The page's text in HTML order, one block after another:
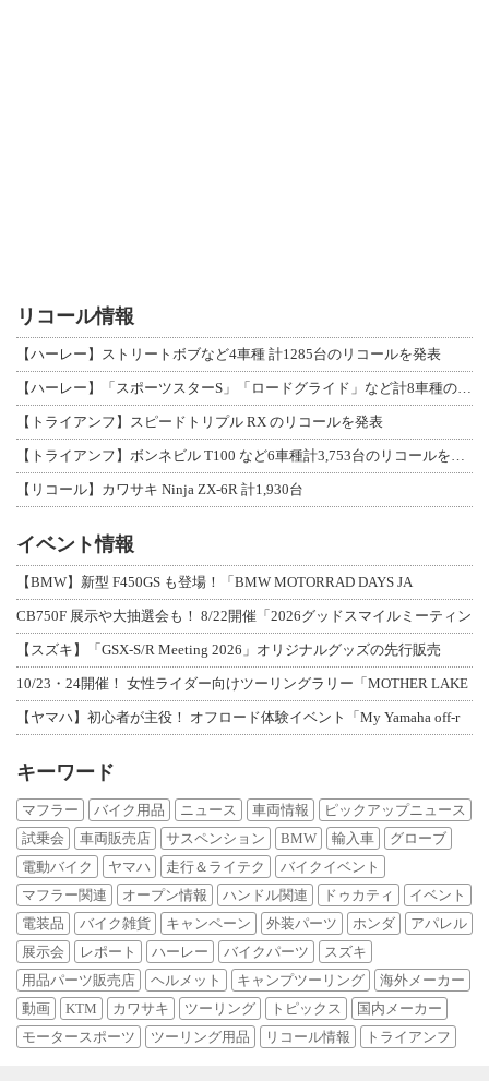
リコール情報
【ハーレー】ストリートボブなど4車種 計1285台のリコールを発表
【ハーレー】「スポーツスターS」「ロードグライド」など計8車種のリコールを発表
【トライアンフ】スピードトリプル RX のリコールを発表
【トライアンフ】ボンネビル T100 など6車種計3,753台のリコールを発表
【リコール】カワサキ Ninja ZX-6R 計1,930台
イベント情報
【BMW】新型 F450GS も登場！「BMW MOTORRAD DAYS JA
CB750F 展示や大抽選会も！ 8/22開催「2026グッドスマイルミーティン
【スズキ】「GSX-S/R Meeting 2026」オリジナルグッズの先行販売
10/23・24開催！ 女性ライダー向けツーリングラリー「MOTHER LAKE
【ヤマハ】初心者が主役！ オフロード体験イベント「My Yamaha off-r
キーワード
マフラー バイク用品 ニュース 車両情報
ピックアップニュース
試乗会
車両販売店 サスペンション BMW 輸入車
グローブ
電動バイク
ヤマハ 走行＆ライテク
バイクイベント
マフラー関連
オープン情報 ハンドル関連 ドゥカティ
イベント
電装品
バイク雑貨 キャンペーン 外装パーツ ホンダ
アパレル
展示会
レポート ハーレー バイクパーツ
スズキ
用品パーツ販売店
ヘルメット キャンプツーリング
海外メーカー
動画
KTM カワサキ ツーリング トピックス
国内メーカー
モータースポーツ
ツーリング用品 リコール情報 トライアンフ